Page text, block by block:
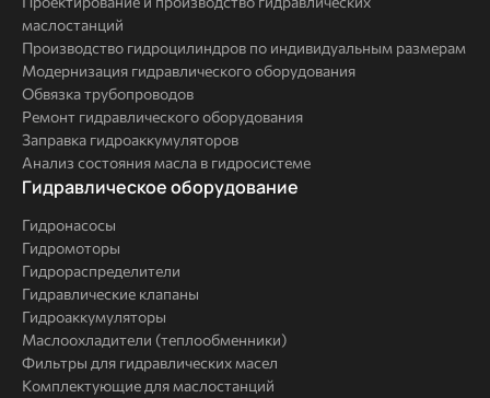
маслостанций
Производство гидроцилиндров по индивидуальным размерам
Модернизация гидравлического оборудования
Обвязка трубопроводов
Ремонт гидравлического оборудования
Заправка гидроаккумуляторов
Анализ состояния масла в гидросистеме
Комплексные
Гидравлическое оборудование
Гидронасосы
Гидромоторы
Гидрораспределители
Гидравлические клапаны
Гидроаккумуляторы
Маслоохладители (теплообменники)
Фильтры для гидравлических масел
Комплектующие для маслостанций